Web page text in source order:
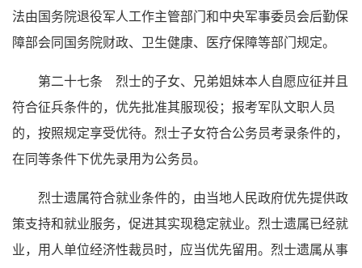
法由国务院退役军人工作主管部门和中央军事委员会后勤保
障部会同国务院财政、卫生健康、医疗保障等部门规定。
第二十七条 烈士的子女、兄弟姐妹本人自愿应征并且
符合征兵条件的，优先批准其服现役；报考军队文职人员
的，按照规定享受优待。烈士子女符合公务员考录条件的，
在同等条件下优先录用为公务员。
烈士遗属符合就业条件的，由当地人民政府优先提供政
策支持和就业服务，促进其实现稳定就业。烈士遗属已经就
业，用人单位经济性裁员时，应当优先留用。烈士遗属从事